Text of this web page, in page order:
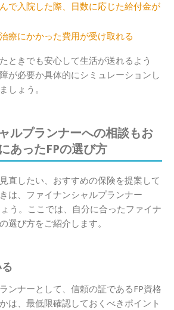
で入院した際、日数に応じた給付金が
療にかかった費用が受け取れる
ときでも安心して生活が送れるよう
が必要か具体的にシミュレーションし
しょう。
ルプランナーへの相談もお
あったFPの選び方
直したい、おすすめの保険を提案して
は、ファイナンシャルプランナー
ょう。ここでは、自分に合ったファイナ
選び方をご紹介します。
ンナーとして、信頼の証であるFP資格
は、最低限確認しておくべきポイント